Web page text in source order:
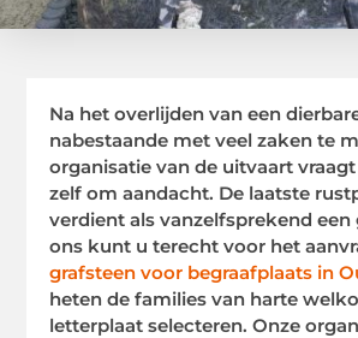
Na het overlijden van een
nabestaande met veel zaken te
organisatie van de uitvaart
zelf om aandacht. De laatste
verdient als vanzelfsprekend
ons kunt u terecht voor het
grafsteen voor begraafplaats in
heten de families van harte
letterplaat selecteren. Onze